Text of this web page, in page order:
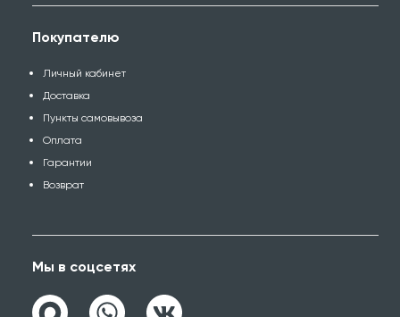
Покупателю
Личный кабинет
Доставка
Пункты самовывоза
Оплата
Гарантии
Возврат
Мы в соцсетях